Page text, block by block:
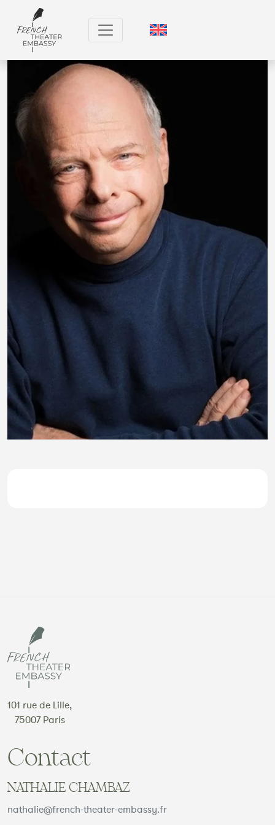
101 rue de Lille,
75007 Paris
Contact
NATHALIE CHAMBAZ
nathalie@french-theater-embassy.fr